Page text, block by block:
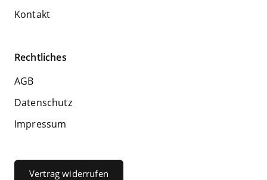
Kontakt
Rechtliches
AGB
Datenschutz
Impressum
Vertrag widerrufen